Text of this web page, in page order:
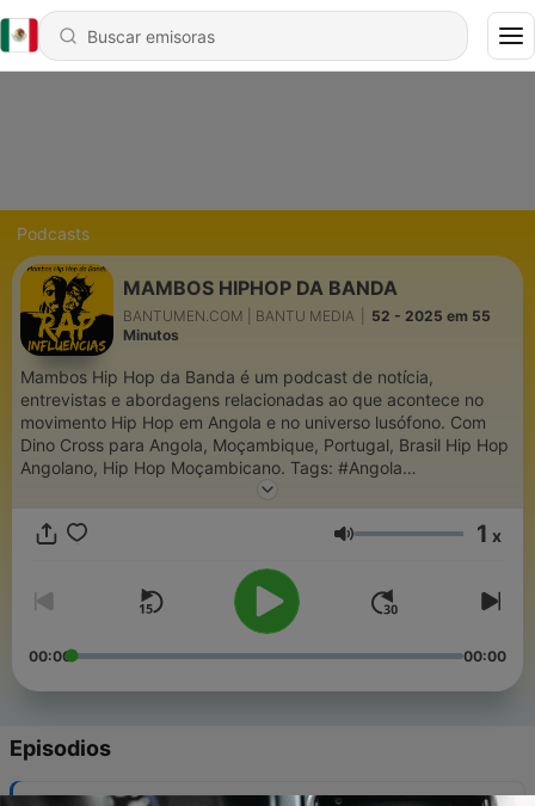
Podcasts
MAMBOS HIPHOP DA BANDA
BANTUMEN.COM | BANTU MEDIA
52 - 2025 em 55
Minutos
Mambos Hip Hop da Banda é um podcast de notícia,
entrevistas e abordagens relacionadas ao que acontece no
movimento Hip Hop em Angola e no universo lusófono. Com
Dino Cross para Angola, Moçambique, Portugal, Brasil Hip Hop
Angolano, Hip Hop Moçambicano. Tags: #Angola
#Moçambique #Portugal #HipHopAngolano
#PodcastSobreMusica #Rap #Rapmusic #Luanda #Maputo
#africa #mamboshiphopdabanda #lugardefaladela
Volumen 1 x
00:00 00:00
Episodios